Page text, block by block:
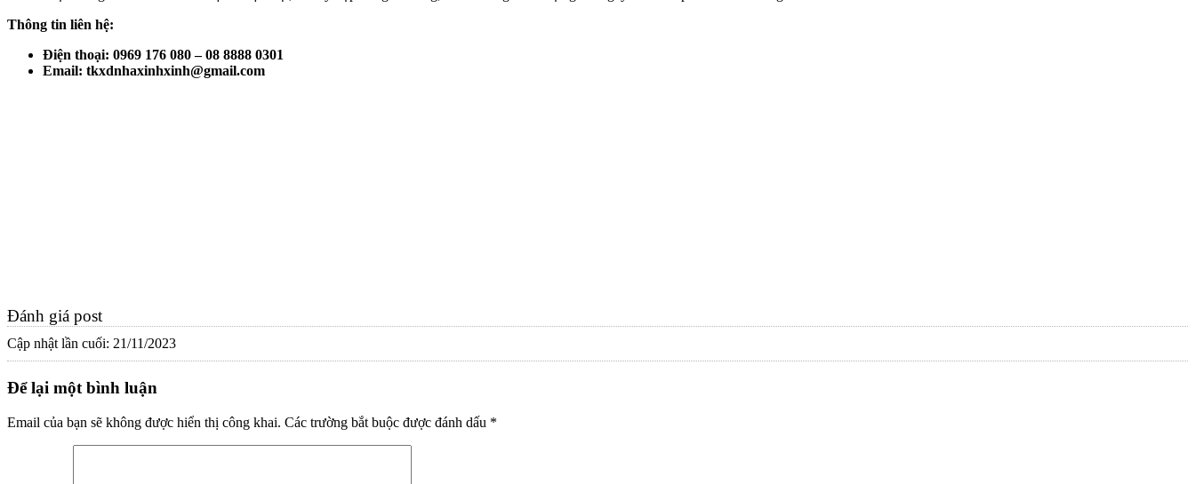
Thông tin liên hệ:
Điện thoại: 0969 176 080 – 08 8888 0301
Email: tkxdnhaxinhxinh@gmail.com
Đánh giá post
Cập nhật lần cuối: 21/11/2023
Để lại một bình luận
Email của bạn sẽ không được hiển thị công khai. Các trường bắt buộc được đánh dấu *